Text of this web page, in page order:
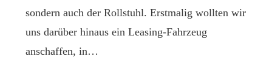
sondern auch der Rollstuhl. Erstmalig wollten wir
uns darüber hinaus ein Leasing-Fahrzeug
anschaffen, in…